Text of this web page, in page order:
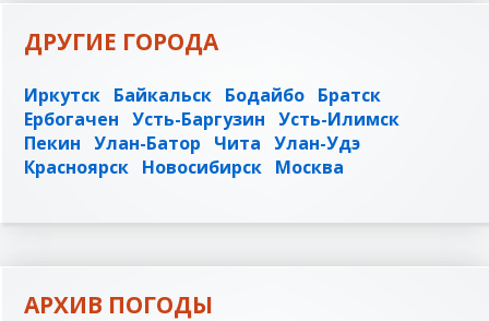
ДРУГИЕ ГОРОДА
Иркутск Байкальск Бодайбо Братск
Ербогачен Усть-Баргузин Усть-Илимск
Пекин Улан-Батор Чита Улан-Удэ
Красноярск Новосибирск Москва
АРХИВ ПОГОДЫ